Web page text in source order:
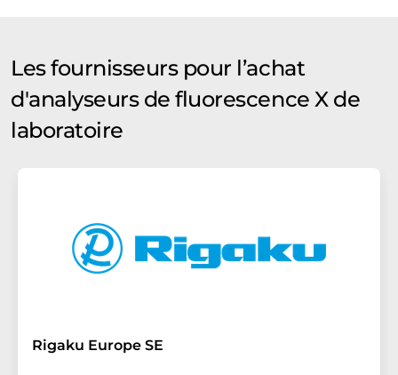
Les fournisseurs pour l’achat
d'analyseurs de fluorescence X de
laboratoire
Rigaku Europe SE